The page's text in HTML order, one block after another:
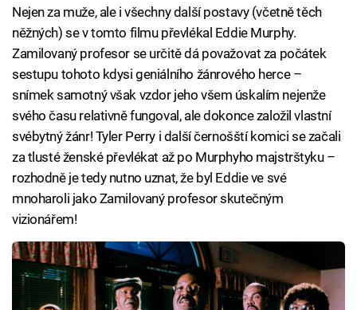
Nejen za muže, ale i všechny další postavy (včetně těch
něžných) se v tomto filmu převlékal Eddie Murphy.
Zamilovaný profesor se určitě dá považovat za počátek
sestupu tohoto kdysi geniálního žánrového herce –
snímek samotný však vzdor jeho všem úskalím nejenže
svého času relativně fungoval, ale dokonce založil vlastní
svébytný žánr! Tyler Perry i další černošští komici se začali
za tlusté ženské převlékat až po Murphyho majstrštyku –
rozhodně je tedy nutno uznat, že byl Eddie ve své
mnoharoli jako Zamilovaný profesor skutečným
vizionářem!